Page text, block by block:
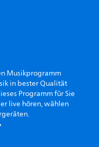
Musikprogramm
in bester Qualität
Programm für Sie
live hören, wählen